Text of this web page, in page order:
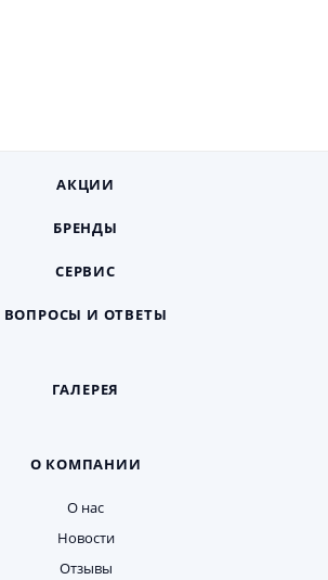
АКЦИИ
БРЕНДЫ
СЕРВИС
ВОПРОСЫ И ОТВЕТЫ
ГАЛЕРЕЯ
О КОМПАНИИ
О нас
Новости
Отзывы